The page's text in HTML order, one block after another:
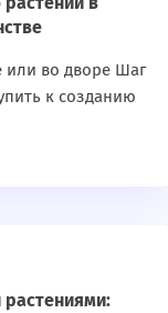
или во дворе Шаг
к созданию